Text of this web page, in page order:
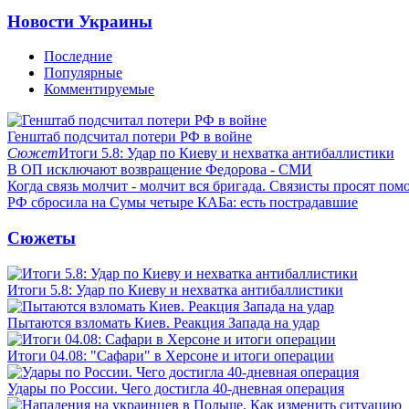
Новости Украины
Последние
Популярные
Комментируемые
Генштаб подсчитал потери РФ в войне
СюжетИтоги 5.8: Удар по Киеву и нехватка антибаллистики
В ОП исключают возвращение Федорова - СМИ
Когда связь молчит - молчит вся бригада. Связисты просят
РФ сбросила на Сумы четыре КАБа: есть пострадавшие
Сюжеты
Итоги 5.8: Удар по Киеву и нехватка антибаллистики
Пытаются взломать Киев. Реакция Запада на удар
Итоги 04.08: "Сафари" в Херсоне и итоги операции
Удары по России. Чего достигла 40-дневная операция